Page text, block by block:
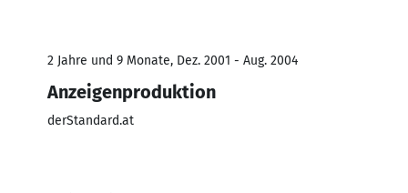
2 Jahre und 9 Monate, Dez. 2001 - Aug. 2004
Anzeigenproduktion
derStandard.at